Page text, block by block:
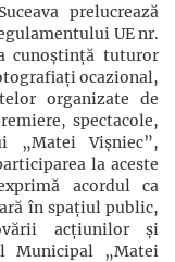
prelucrează
UE nr.
cunoștință tuturor
ocazional,
organizate de
spectacole,
„Matei Vișniec”,
la aceste
acordul ca
în spațiul public,
acţiunilor şi
Municipal „Matei